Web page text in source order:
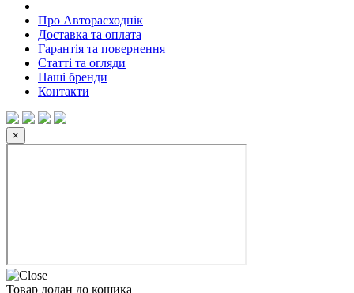
Про Авторасходнік
Доставка та оплата
Гарантія та повернення
Статті та огляди
Наші бренди
Контакти
×
Товар додан до кошика